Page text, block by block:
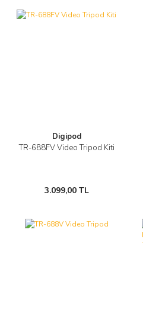
Digipod
TR-688FV Video Tripod Kiti
3.099,00 TL